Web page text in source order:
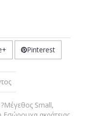
Pinterest
Small,